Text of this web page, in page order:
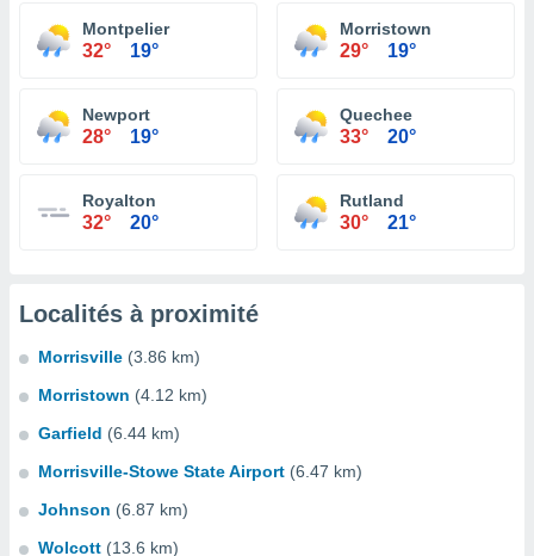
Montpelier
32° 19°
Morristown
29° 19°
Newport
28° 19°
Quechee
33° 20°
Royalton
32° 20°
Rutland
30° 21°
Localités à proximité
Morrisville (3.86 km)
Morristown (4.12 km)
Garfield (6.44 km)
Morrisville-Stowe State Airport (6.47 km)
Johnson (6.87 km)
Wolcott (13.6 km)